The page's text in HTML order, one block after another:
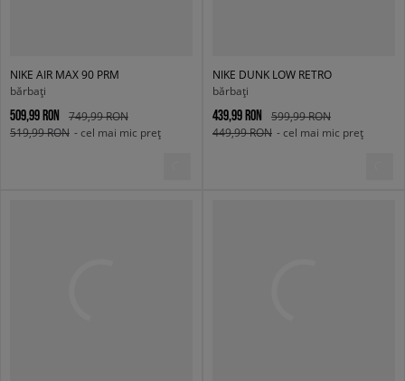
NIKE AIR MAX 90 PRM
bărbați
509,99 RON
749,99 RON
519,99 RON - cel mai mic preț
NIKE DUNK LOW RETRO
bărbați
439,99 RON
599,99 RON
449,99 RON - cel mai mic preț